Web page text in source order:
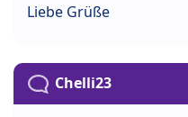
Liebe Grüße
Chelli23